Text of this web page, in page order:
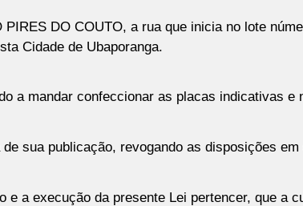
DO COUTO, a rua que inicia no lote
Cidade de Ubaporanga.
a mandar confeccionar as placas indicativas e
sua publicação, revogando as disposições em
e a execução da presente Lei pertencer, que a